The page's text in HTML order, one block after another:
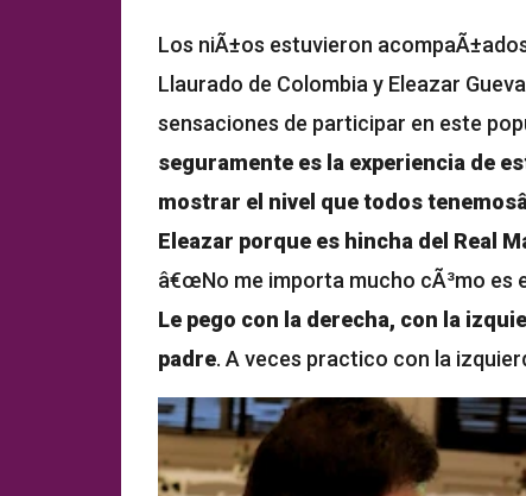
Los niÃ±os estuvieron
Llaurado de Colombia y Eleazar
sensaciones de participar en este
seguramente es la experiencia de
mostrar el nivel que todos
Eleazar porque es hincha del Real
â€œNo me importa mucho cÃ³mo es
Le pego con la derecha, con la
padre. A veces practico con la